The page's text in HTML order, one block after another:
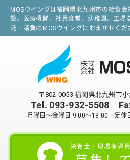
MOSウイングは福岡県北九州市の給食会
設、医療機関、社員食堂、幼稚園、工場
託・請負はMOSウイングにおまかせくだ
〒802-0053 福岡県北九州市
Tel. 093-932-5508
月曜日～金曜日 9:00～18:00 定休
栄養士・現場指導